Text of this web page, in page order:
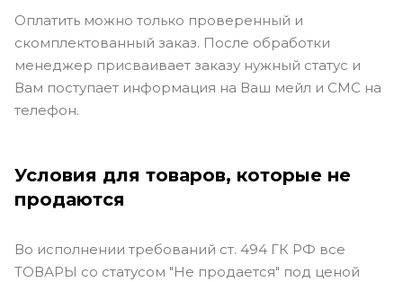
Оплатить можно только проверенный и
скомплектованный заказ. После обработки
менеджер присваивает заказу нужный статус и
Вам поступает информация на Ваш мейл и СМС на
телефон.
Условия для товаров, которые не
продаются
Во исполнении требований ст. 494 ГК РФ все
ТОВАРЫ со статусом "Не продается" под ценой